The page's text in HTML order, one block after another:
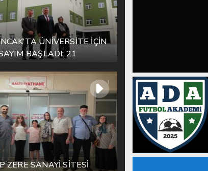
ÜNİVERSİTE İÇİN
BAŞLADI: 21
KAPILAR AÇILIYOR
ZERE SANAYİ SİTESİ